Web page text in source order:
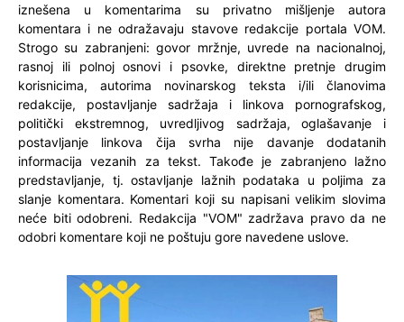
iznešena u komentarima su privatno mišljenje autora
komentara i ne odražavaju stavove redakcije portala VOM.
Strogo su zabranjeni: govor mržnje, uvrede na nacionalnoj,
rasnoj ili polnoj osnovi i psovke, direktne pretnje drugim
korisnicima, autorima novinarskog teksta i/ili članovima
redakcije, postavljanje sadržaja i linkova pornografskog,
politički ekstremnog, uvredljivog sadržaja, oglašavanje i
postavljanje linkova čija svrha nije davanje dodatanih
informacija vezanih za tekst. Takođe je zabranjeno lažno
predstavljanje, tj. ostavljanje lažnih podataka u poljima za
slanje komentara. Komentari koji su napisani velikim slovima
neće biti odobreni. Redakcija "VOM" zadržava pravo da ne
odobri komentare koji ne poštuju gore navedene uslove.